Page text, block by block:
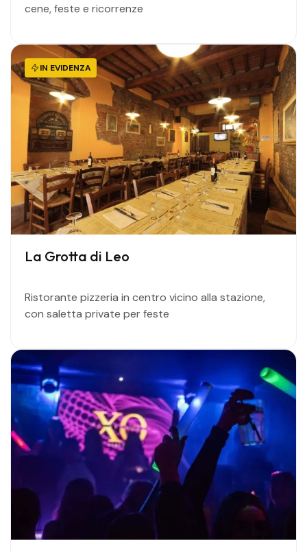
cene, feste e ricorrenze
IN EVIDENZA
La Grotta di Leo
Ristorante pizzeria in centro vicino alla stazione,
con saletta private per feste